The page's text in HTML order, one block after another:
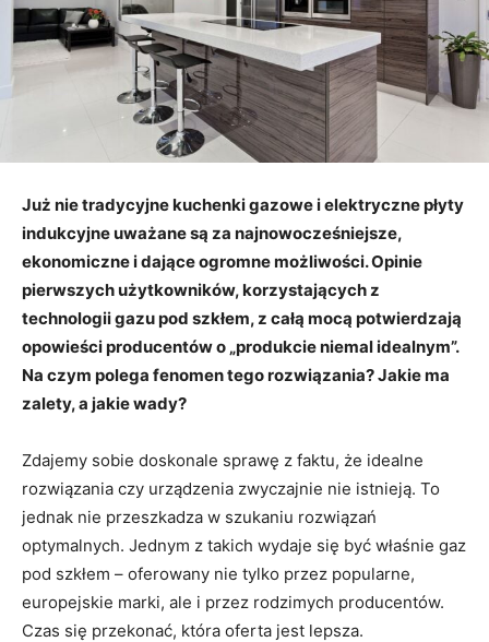
Już nie tradycyjne kuchenki gazowe i elektryczne płyty
indukcyjne uważane są za najnowocześniejsze,
ekonomiczne i dające ogromne możliwości. Opinie
pierwszych użytkowników, korzystających z
technologii gazu pod szkłem, z całą mocą potwierdzają
opowieści producentów o „produkcie niemal idealnym”.
Na czym polega fenomen tego rozwiązania? Jakie ma
zalety, a jakie wady?
Zdajemy sobie doskonale sprawę z faktu, że idealne
rozwiązania czy urządzenia zwyczajnie nie istnieją. To
jednak nie przeszkadza w szukaniu rozwiązań
optymalnych. Jednym z takich wydaje się być właśnie gaz
pod szkłem – oferowany nie tylko przez popularne,
europejskie marki, ale i przez rodzimych producentów.
Czas się przekonać, która oferta jest lepsza.